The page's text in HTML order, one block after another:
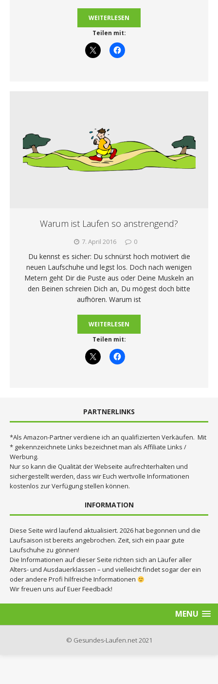
WEITERLESEN
Teilen mit:
Warum ist Laufen so anstrengend?
7. April 2016 0
Du kennst es sicher: Du schnürst hoch motiviert die
neuen Laufschuhe und legst los. Doch nach wenigen
Metern geht Dir die Puste aus oder Deine Muskeln an
den Beinen schreien Dich an, Du mögest doch bitte
aufhören. Warum ist
WEITERLESEN
Teilen mit:
PARTNERLINKS
*Als Amazon-Partner verdiene ich an qualifizierten Verkäufen. Mit
* gekennzeichnete Links bezeichnet man als Affiliate Links /
Werbung.
Nur so kann die Qualität der Webseite aufrechterhalten und
sichergestellt werden, dass wir Euch wertvolle Informationen
kostenlos zur Verfügung stellen können.
INFORMATION
Diese Seite wird laufend aktualisiert. 2026 hat begonnen und die
Laufsaison ist bereits angebrochen. Zeit, sich ein paar gute
Laufschuhe zu gönnen!
Die Informationen auf dieser Seite richten sich an Läufer aller
Alters- und Ausdauerklassen – und vielleicht findet sogar der ein
oder andere Profi hilfreiche Informationen
Wir freuen uns auf Euer Feedback!
MENU
© Gesundes-Laufen.net 2021